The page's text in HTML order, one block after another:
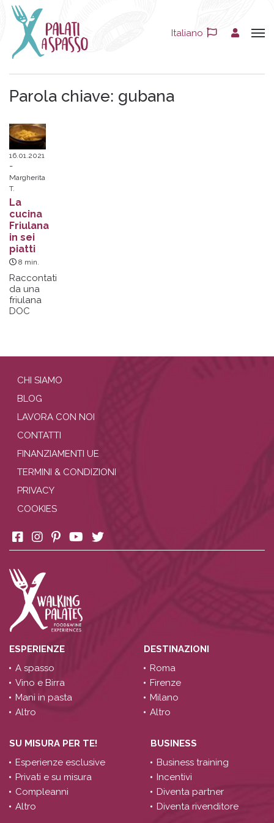
Italiano
Parola chiave: gubana
16.01.2021
Margherita
T.
La
cucina
Friulana
in sei
piatti
8 min.
Raccontati
da una
friulana
DOC
CHI SIAMO
BLOG
LAVORA CON NOI
CONTATTI
FINANZIAMENTI UE
TERMINI & CONDIZIONI
PRIVACY
COOKIES
ESPERIENZE
A spasso
Vino e Birra
Mani in pasta
Altro
DESTINAZIONI
Roma
Firenze
Milano
Altro
SU MISURA PER TE!
Esperienze esclusive
Privati e su misura
Compleanni
Altro
BUSINESS
Business training
Incentivi
Diventa partner
Diventa rivenditore